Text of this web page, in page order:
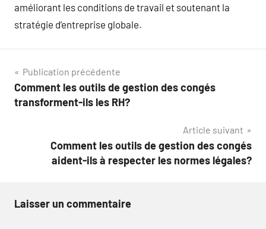
améliorant les conditions de travail et soutenant la
stratégie d’entreprise globale.
Navigation
de
Publication précédente
Comment les outils de gestion des congés
transforment-ils les RH?
Article suivant
Comment les outils de gestion des congés
aident-ils à respecter les normes légales?
Laisser un commentaire